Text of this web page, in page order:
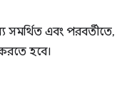
সমর্থিত এবং পরবর্তীতে,
হবে।